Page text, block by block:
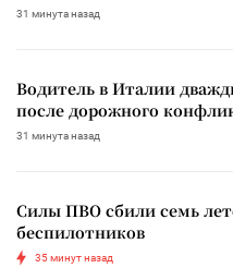
31 минута назад
Водитель в Италии
после дорожного
31 минута назад
Силы ПВО сбили семь
беспилотников
35 минут назад